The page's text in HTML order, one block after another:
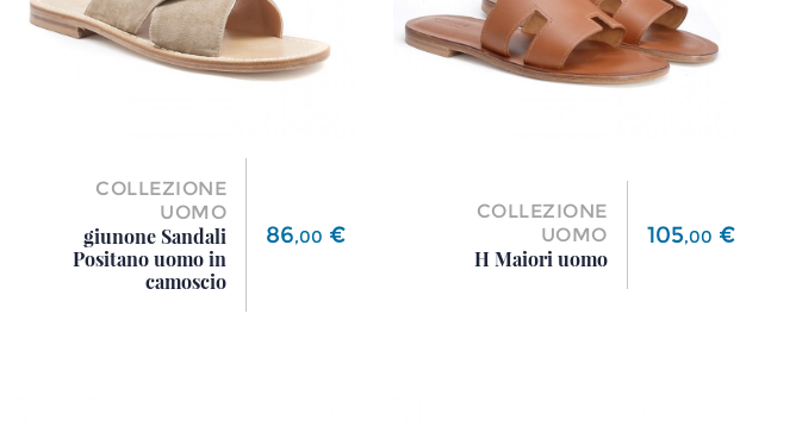
COLLEZIONE
UOMO
giunone Sandali
Positano uomo in
camoscio
Prezzo
86,00 €
COLLEZIONE
UOMO
H Maiori uomo
Prezzo
105,00 €